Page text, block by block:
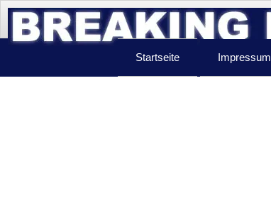
Startseite Impressum